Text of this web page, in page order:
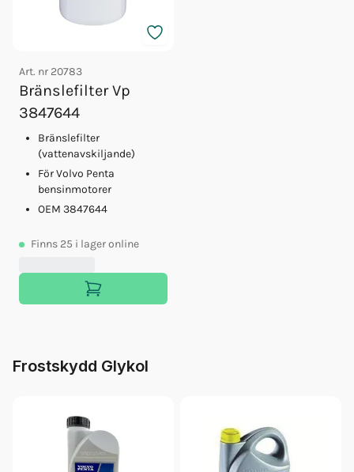
Art. nr 20783
Bränslefilter Vp
3847644
Bränslefilter
(vattenavskiljande)
För Volvo Penta
bensinmotorer
OEM 3847644
Finns 25 i lager online
Frostskydd Glykol